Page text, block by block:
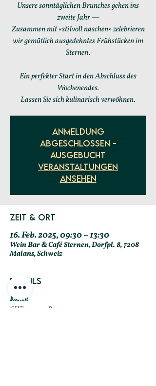
Unsere sonntäglichen Brunches gehen ins
zweite Jahr —
Zusammen mit «stilvoll naschen» zelebrieren
wir gemütlich ausgedehntes Frühstücken im
Sternen.
Ein perfekter Start in den Abschluss des
Wochenendes.
Lassen Sie sich kulinarisch verwöhnen.
Anmeldung
abgeschlossen -
ausgebucht
Veranstaltungen
ansehen
Zeit & Ort
16. Feb. 2025, 09:30 – 13:30
Wein Bar & Café Sternen, Dorfpl. 8, 7208
Malans, Schweiz
Details
Kosten
CHF 40.- pro Person